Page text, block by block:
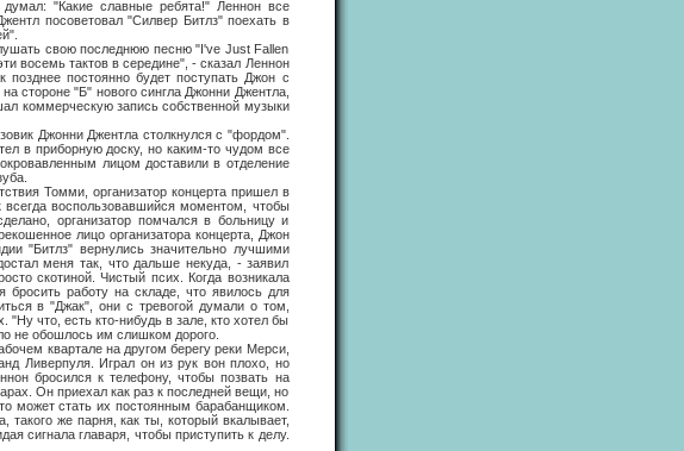
"Какие славные ребята!" Леннон все
посоветовал "Силвер Битлз" поехать в
свою последнюю песню "I've Just Fallen
восемь тактов в середине", - сказал Леннон
постоянно будет поступать Джон с
стороне "Б" нового сингла Джонни Джентла,
коммерческую запись собственной музыки
Джонни Джентла столкнулся с "фордом".
в приборную доску, но каким-то чудом все
лицом доставили в отделение
Томми, организатор концерта пришел в
воспользовавшийся моментом, чтобы
организатор помчался в больницу и
лицо организатора концерта, Джон
"Битлз" вернулись значительно лучшими
меня так, что дальше некуда, - заявил
скотиной. Чистый псих. Когда возникала
работу на складе, что явилось для
в "Джак", они с тревогой думали о том,
что, есть кто-нибудь в зале, кто хотел бы
не обошлось им слишком дорого.
квартале на другом берегу реки Мерси,
Ливерпуля. Играл он из рук вон плохо, но
бросился к телефону, чтобы позвать на
Он приехал как раз к последней вещи, но
может стать их постоянным барабанщиком.
же парня, как ты, который вкалывает,
сигнала главаря, чтобы приступить к делу.